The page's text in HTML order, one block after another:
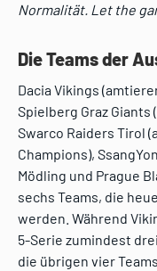
Normalität. Let the
Die Teams der
Dacia Vikings
Spielberg Graz
Swarco Raiders Tirol
Champions),
Mödling und Prague
sechs Teams, die
werden. Während
5-Serie zumindest
die übrigen vier